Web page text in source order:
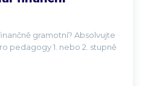
gramotní? Absolvujte
pedagogy 1. nebo 2. stupně